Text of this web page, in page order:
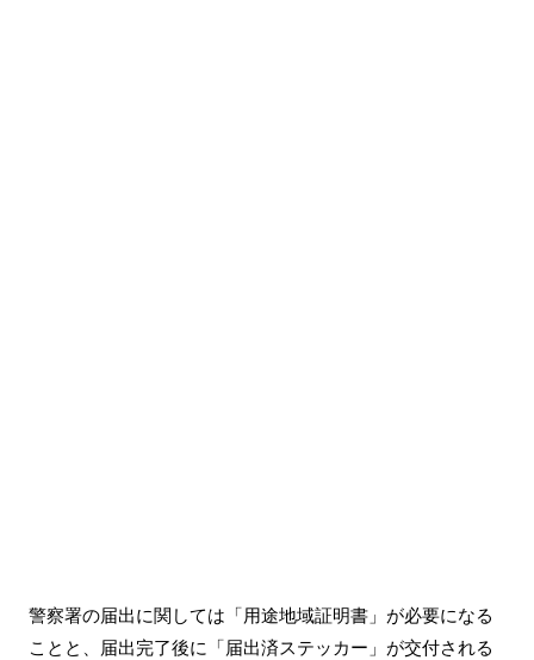
警察署の届出に関しては「用途地域証明書」が必要になる
ことと、届出完了後に「届出済ステッカー」が交付される